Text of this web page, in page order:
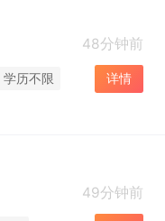
48分钟前
学历不限 详情
49分钟前